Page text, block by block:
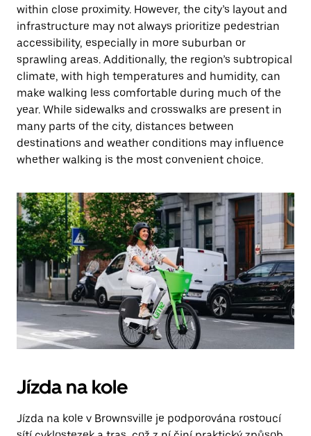
within close proximity. However, the city’s layout and
infrastructure may not always prioritize pedestrian
accessibility, especially in more suburban or
sprawling areas. Additionally, the region’s subtropical
climate, with high temperatures and humidity, can
make walking less comfortable during much of the
year. While sidewalks and crosswalks are present in
many parts of the city, distances between
destinations and weather conditions may influence
whether walking is the most convenient choice.
Jízda na kole
Jízda na kole v Brownsville je podporována rostoucí